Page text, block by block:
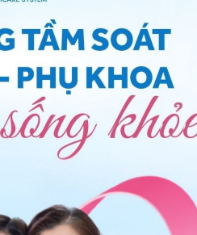
đích của khai thác
, tần suất xảy ra và mức
lý tình dục và nguyên
để tìm ra bản chất
lẫn với những bệnh
sĩ cần biết được bệnh
không. Điều này khá quan